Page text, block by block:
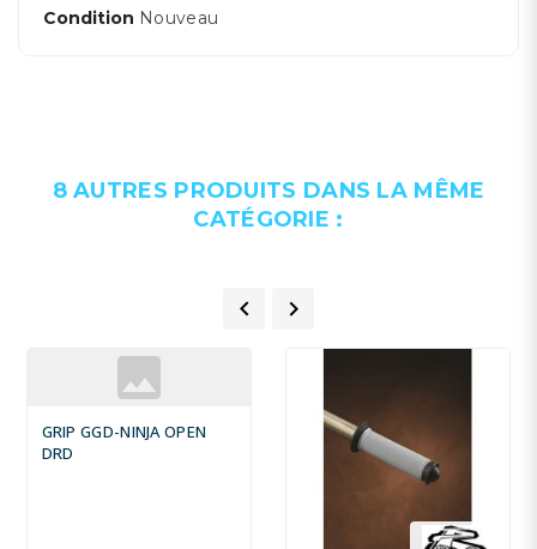
Condition Nouveau
8 AUTRES PRODUITS DANS LA MÊME
CATÉGORIE :
 
GRIP GGD-NINJA OPEN
DRD